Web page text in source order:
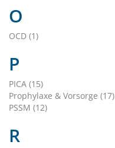
O
OCD (1)
P
PICA (15)
Prophylaxe & Vorsorge (17)
PSSM (12)
R